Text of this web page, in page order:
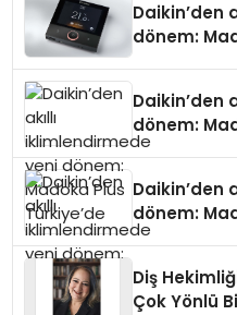
Daikin’den
dönem:
Daikin’den
dönem:
Daikin’den
dönem:
Diş
Çok Yönlü